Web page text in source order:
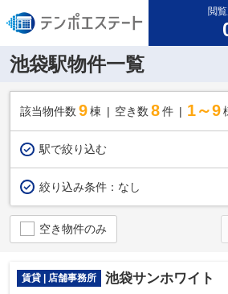
閲
池袋駅物件一覧
該当物件数 9棟 空き数 8 件 1～9
駅で絞り込む
絞り込み条件： なし
空き物件のみ
賃貸 | 店舗事務所 池袋サンホワイト